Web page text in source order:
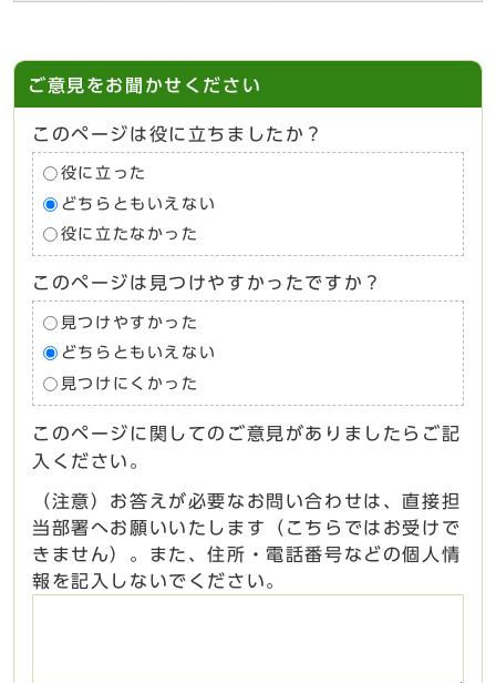
ご意見をお聞かせください
このページは役に立ちましたか？
役に立った
どちらともいえない
役に立たなかった
このページは見つけやすかったですか？
見つけやすかった
どちらともいえない
見つけにくかった
このページに関してのご意見がありましたらご記
入ください。
（注意）お答えが必要なお問い合わせは、直接担
当部署へお願いいたします（こちらではお受けで
きません）。また、住所・電話番号などの個人情
報を記入しないでください。